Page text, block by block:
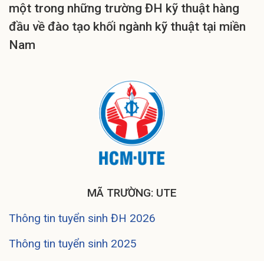
một trong những trường ĐH kỹ thuật hàng
đầu về đào tạo khối ngành kỹ thuật tại miền
Nam
MÃ TRƯỜNG: UTE
Thông tin tuyển sinh ĐH 2026
Thông tin tuyển sinh 2025